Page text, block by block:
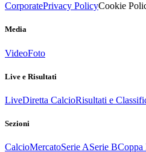
CorporatePrivacy PolicyCookie
Media
VideoFoto
Live e Risultati
LiveDiretta CalcioRisultati e
Sezioni
CalcioMercatoSerie ASerie BCoppa